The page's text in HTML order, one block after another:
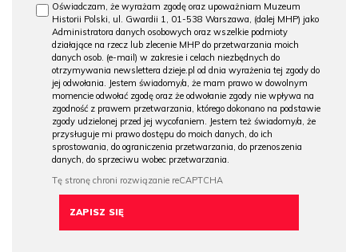
Oświadczam, że wyrażam zgodę oraz upoważniam Muzeum
Historii Polski, ul. Gwardii 1, 01-538 Warszawa, (dalej MHP) jako
Administratora danych osobowych oraz wszelkie podmioty
działające na rzecz lub zlecenie MHP do przetwarzania moich
danych osob. (e-mail) w zakresie i celach niezbędnych do
otrzymywania newslettera dzieje.pl od dnia wyrażenia tej zgody do
jej odwołania. Jestem świadomy/a, że mam prawo w dowolnym
momencie odwołać zgodę oraz że odwołanie zgody nie wpływa na
zgodność z prawem przetwarzania, którego dokonano na podstawie
zgody udzielonej przed jej wycofaniem. Jestem też świadomy/a, że
przysługuje mi prawo dostępu do moich danych, do ich
sprostowania, do ograniczenia przetwarzania, do przenoszenia
danych, do sprzeciwu wobec przetwarzania.